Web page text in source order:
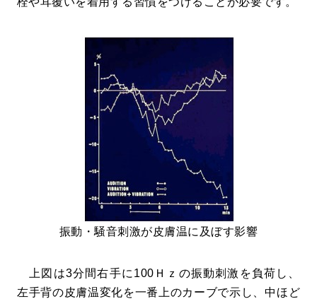
振動・騒音刺激が皮膚温に及ぼす影響
上図は3分間右手に100Ｈｚの振動刺激を負荷し、
左手背の皮膚温変化を一番上のカーブで示し、中ほど